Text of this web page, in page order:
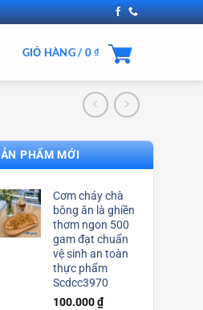
GIỎ HÀNG / 0₫
PHẨM MỚI
Cơm cháy chà
bông ăn là ghiền
thơm ngon 500
gam đạt chuẩn
vệ sinh an toàn
thực phẩm
Scdcc3970
100.000₫